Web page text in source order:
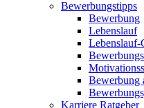
Bewerbungstipps
Bewerbung
Lebenslauf
Lebenslauf-
Bewerbung
Karriere Ratgeber